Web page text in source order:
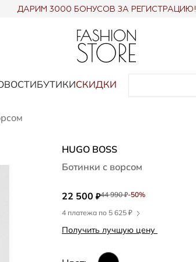
ДАРИМ 3000 БОНУСОВ ЗА РЕГИСТРАЦИЮ!
БУТИКИСКИДКИ
HUGO BOSS
Ботинки с ворсом
22 500 ₽44 990₽-50%
4 платежа по 5 625 ₽
Получить лучшую цену